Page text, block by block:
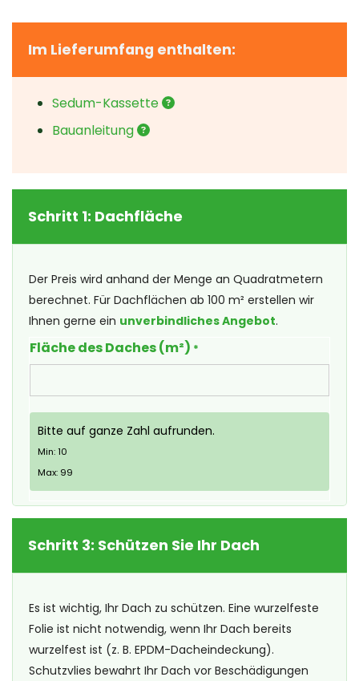
Im Lieferumfang enthalten:
Sedum-Kassette
Bauanleitung
Schritt 1: Dachfläche
Der Preis wird anhand der Menge an Quadratmetern
berechnet. Für Dachflächen ab 100 m² erstellen wir
Ihnen gerne ein unverbindliches Angebot.
Fläche des Daches (m²) *
Bitte auf ganze Zahl aufrunden.
Min: 10
Max: 99
Schritt 3: Schützen Sie Ihr Dach
Es ist wichtig, Ihr Dach zu schützen. Eine wurzelfeste
Folie ist nicht notwendig, wenn Ihr Dach bereits
wurzelfest ist (z. B. EPDM-Dacheindeckung).
Schutzvlies bewahrt Ihr Dach vor Beschädigungen